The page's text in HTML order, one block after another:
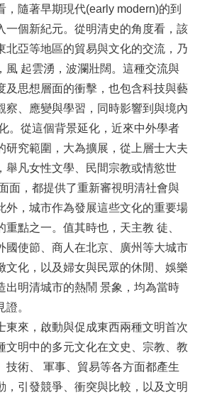
，隨著早期現代(early modern)的到
一個新紀元。從明清史的角度看，該
北亞等地區的貿易與文化的交流，乃
風 起雲湧，波瀾壯闊。這種交流與
及思想層面的衝擊，也包含科技與藝
察、應變與學習，同時影響到與境內
。從這個背景延化，近來中外學者
研究範圍，大為擴展，從上層士大夫
舉凡女性文學、民間宗教或情慾世
面，都提供了重新審視明清社會與
外，城市作為發展這些文化的重要場
點之一。值其時也，天主教 徒、
國使節、商人在北京、廣州等大城市
文化，以及婦女與民眾的休閒、娛樂
出明清城市的熱鬧 景象，均為當時
。
東來，啟動與促成東西兩種文明首次
文明中的多元文化在文史、宗教、教
技術、 軍事、貿易等各方面都產生
，引發競爭、衝突與比較，以及文明